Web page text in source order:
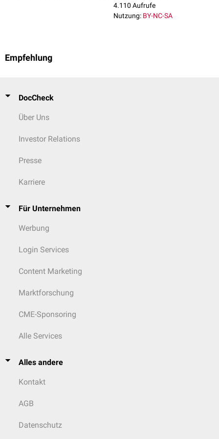
unterscheiden, die sie ersetzen sollen, um keine
Mangelernährung
andere Inhaltsstoffzusammensetzung beim Verbraucher zu
4.110 Aufrufe
Nutzung: BY-NC-SA
Empfehlung
DocCheck
Über Uns
Investor Relations
Presse
Karriere
Für Unternehmen
Werbung
Login Services
Content Marketing
Marktforschung
CME-Sponsoring
Alle Services
Alles andere
Kontakt
AGB
Datenschutz